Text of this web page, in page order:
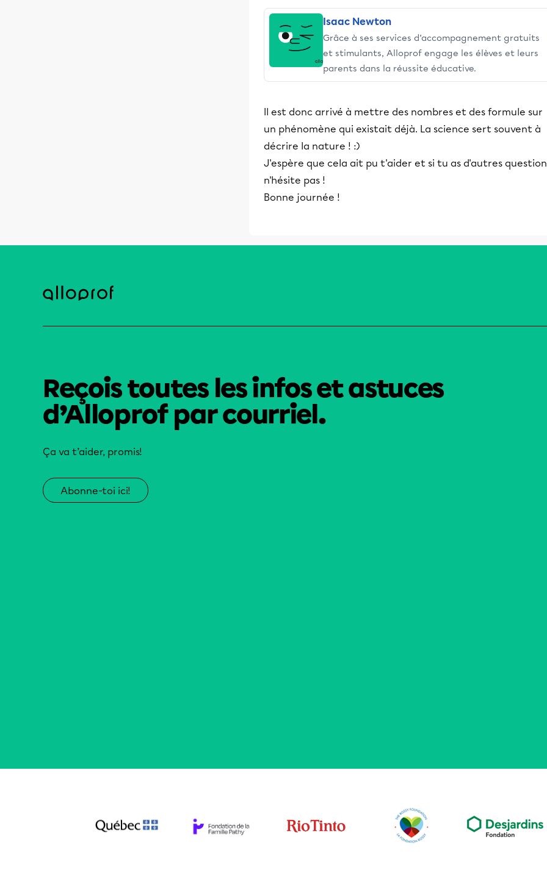
Isaac Newton
Grâce à ses services d’accompagnement gratuits
et stimulants, Alloprof engage les élèves et leurs
parents dans la réussite éducative.
Il est donc arrivé à mettre des nombres et des formule sur
un phénomène qui existait déjà. La science sert souvent à
décrire la nature ! :)
J'espère que cela ait pu t'aider et si tu as d'autres
n'hésite pas !
Bonne journée !
Reçois toutes les infos et astuces
d’Alloprof par courriel.
Ça va t’aider, promis!
Abonne-toi ici!